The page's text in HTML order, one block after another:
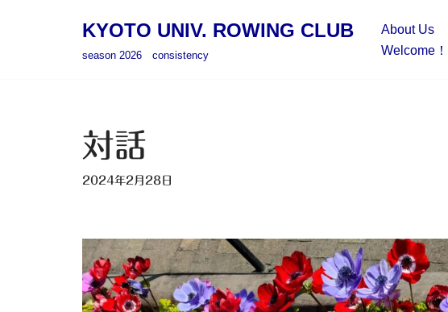
KYOTO UNIV. ROWING CLUB
season 2026 consistency
About Us
Welcome
対話
2024年2月28日